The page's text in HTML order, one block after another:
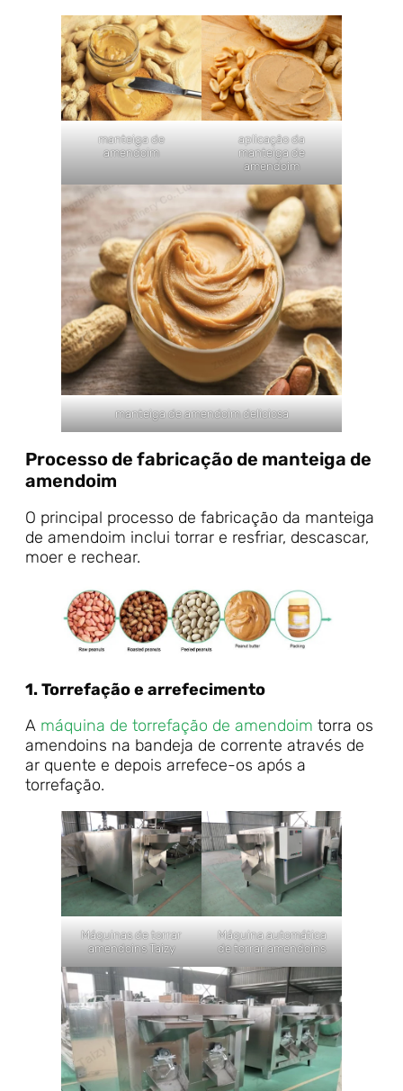
manteiga de
amendoim
aplicação da
manteiga de
amendoim
manteiga de amendoim deliciosa
Processo de fabricação de manteiga de
amendoim
O principal processo de fabricação da manteiga
de amendoim inclui torrar e resfriar, descascar,
moer e rechear.
1. Torrefação e arrefecimento
A máquina de torrefação de amendoim torra os
amendoins na bandeja de corrente através de
ar quente e depois arrefece-os após a
torrefação.
Máquinas de torrar
amendoins Taizy
Máquina automática
de torrar amendoins